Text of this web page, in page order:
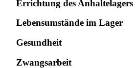
Errichtung des Anhaltelagers
Lebensumstände im Lager
Gesundheit
Zwangsarbeit